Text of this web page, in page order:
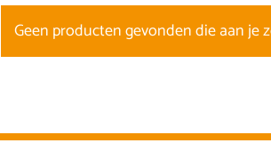
Geen producten gevonden die aan je